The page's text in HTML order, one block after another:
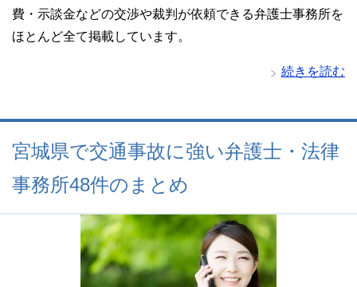
費・示談金などの交渉や裁判が依頼できる弁護士事務所を
ほとんど全て掲載しています。
続きを読む
宮城県で交通事故に強い弁護士・法律
事務所48件のまとめ